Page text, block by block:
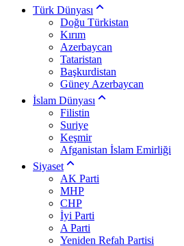
Türk Dünyası
Doğu Türkistan
Kırım
Azerbaycan
Tataristan
Başkurdistan
Güney Azerbaycan
İslam Dünyası
Filistin
Suriye
Keşmir
Afganistan İslam Emirliği
Siyaset
AK Parti
MHP
CHP
İyi Parti
A Parti
Yeniden Refah Partisi